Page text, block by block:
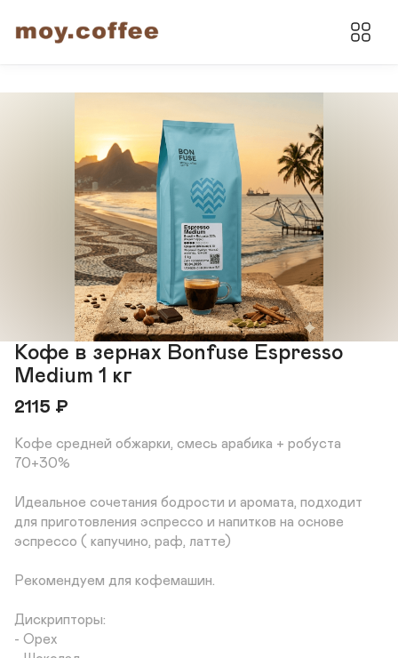
Кофе в зернах Bonfuse Espresso
Medium 1 кг
2115 ₽
Кофе средней обжарки, смесь арабика + робуста
70+30%
Идеальное сочетания бодрости и аромата, подходит
для приготовления эспрессо и напитков на основе
эспрессо ( капучино, раф, латте)
Рекомендуем для кофемашин.
Дискрипторы:
- Орех